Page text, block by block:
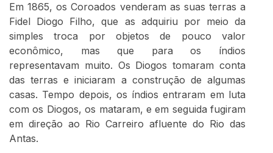
Em 1865, os Coroados venderam as suas terras a
Fidel Diogo Filho, que as adquiriu por meio da
simples troca por objetos de pouco valor
econômico, mas que para os índios
representavam muito. Os Diogos tomaram conta
das terras e iniciaram a construção de algumas
casas. Tempo depois, os índios entraram em luta
com os Diogos, os mataram, e em seguida fugiram
em direção ao Rio Carreiro afluente do Rio das
Antas.